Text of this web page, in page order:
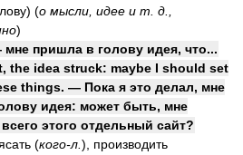
(о мысли, идее и т. д.,
)
пришла в голову идея, что...
the idea struck: maybe I should set
things. — Пока я это делал, мне
идея: может быть, мне
этого отдельный сайт?
(кого-л. ) , производить